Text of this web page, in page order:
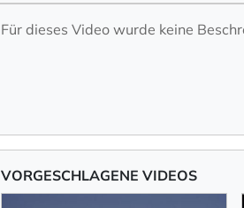
Für dieses Video wurde keine
VORGESCHLAGENE VIDEOS